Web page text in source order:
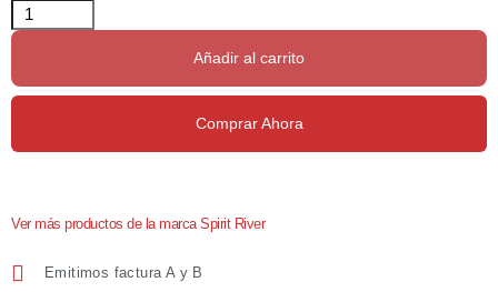
Añadir al carrito
Comprar Ahora
Ver más productos de la marca Spirit River
Emitimos factura A y B